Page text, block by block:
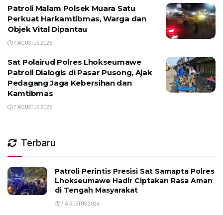
Patroli Malam Polsek Muara Satu
Perkuat Harkamtibmas, Warga dan
Objek Vital Dipantau
7 AGUSTUS 2026
Sat Polairud Polres Lhokseumawe
Patroli Dialogis di Pasar Pusong, Ajak
Pedagang Jaga Kebersihan dan
Kamtibmas
7 AGUSTUS 2026
Terbaru
Patroli Perintis Presisi Sat Samapta Polres
Lhokseumawe Hadir Ciptakan Rasa Aman
di Tengah Masyarakat
7 AGUSTUS 2026